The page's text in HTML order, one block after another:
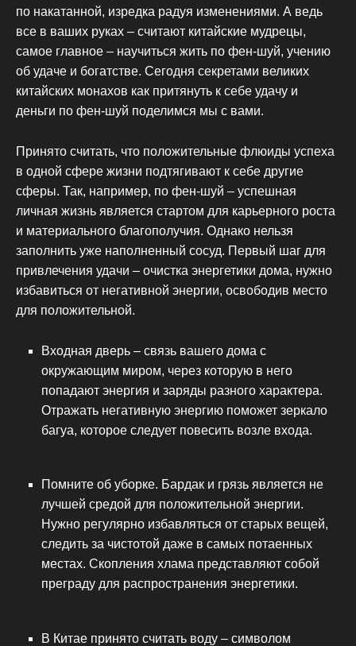
по накатанной, изредка радуя изменениями. А ведь
все в ваших руках – считают китайские мудрецы,
самое главное – научиться жить по фен-шуй, учению
об удаче и богатстве. Сегодня секретами великих
китайских монахов как притянуть к себе удачу и
деньги по фен-шуй поделимся мы с вами.
Принято считать, что положительные флюиды успеха
в одной сфере жизни подтягивают к себе другие
сферы. Так, например, по фен-шуй – успешная
личная жизнь является стартом для карьерного роста
и материального благополучия. Однако нельзя
заполнить уже наполненный сосуд. Первый шаг для
привлечения удачи – очистка энергетики дома, нужно
избавиться от негативной энергии, освободив место
для положительной.
Входная дверь – связь вашего дома с
окружающим миром, через которую в него
попадают энергия и заряды разного характера.
Отражать негативную энергию поможет зеркало
багуа, которое следует повесить возле входа.
Помните об уборке. Бардак и грязь является не
лучшей средой для положительной энергии.
Нужно регулярно избавляться от старых вещей,
следить за чистотой даже в самых потаенных
местах. Скопления хлама представляют собой
преграду для распространения энергетики.
В Китае принято считать воду – символом